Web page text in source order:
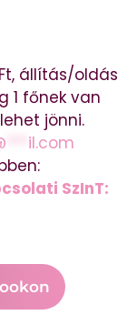
állítás/oldás
1 főnek van
jönni.
il.com
SzInT: